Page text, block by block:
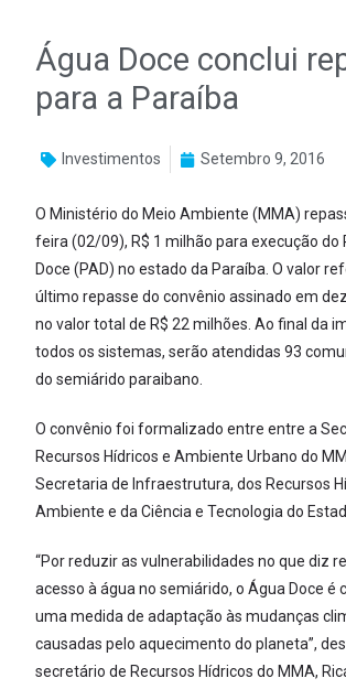
Água Doce conclui
para a Paraíba
Investimentos Setembro 9, 2016
O Ministério do Meio Ambiente (MMA)
feira (02/09), R$ 1 milhão para execução do
Doce (PAD) no estado da Paraíba. O valor
último repasse do convênio assinado em
no valor total de R$ 22 milhões. Ao final da
todos os sistemas, serão atendidas 93
do semiárido paraibano.
O convênio foi formalizado entre entre a
Recursos Hídricos e Ambiente Urbano do
Secretaria de Infraestrutura, dos Recursos
Ambiente e da Ciência e Tecnologia do
“Por reduzir as vulnerabilidades no que diz
acesso à água no semiárido, o Água Doce é
uma medida de adaptação às mudanças
causadas pelo aquecimento do planeta”,
secretário de Recursos Hídricos do MMA,